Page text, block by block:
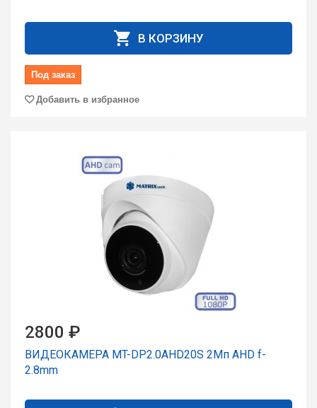
В КОРЗИНУ
Под заказ
Добавить в избранное
2800 ₽
ВИДЕОКАМЕРА MT-DP2.0AHD20S 2Мп AHD f-
2.8mm